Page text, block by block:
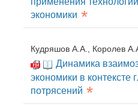
экономики *
Кудряшов А.А., Королев
Динамика
экономики в контексте
потрясений *